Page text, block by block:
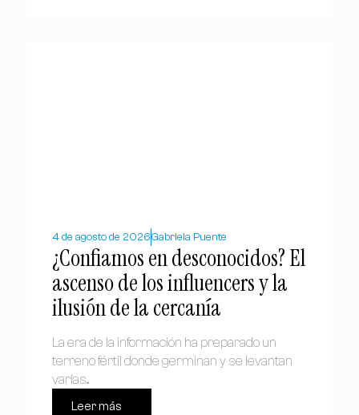
4 de agosto de 2026Gabriela Puente
¿Confiamos en desconocidos? El
ascenso de los influencers y la
ilusión de la cercanía
La era de la información ha preparado un
terreno fértil donde germinan y se levantan
varias...
Leer más